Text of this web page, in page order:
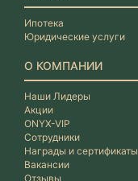
Ипотека
Юридические услуги
О КОМПАНИИ
Наши Лидеры
Акции
ONYX-VIP
Сотрудники
Награды и сертификаты
Вакансии
Отзывы